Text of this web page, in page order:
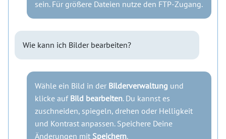
sein. Für größere Dateien nutze den FTP-Zugang.
Wie kann ich Bilder bearbeiten?
Wähle ein Bild in der Bilderverwaltung und
klicke auf Bild bearbeiten. Du kannst es
zuschneiden, spiegeln, drehen oder Helligkeit
und Kontrast anpassen. Speichere Deine
Änderungen mit Speichern.